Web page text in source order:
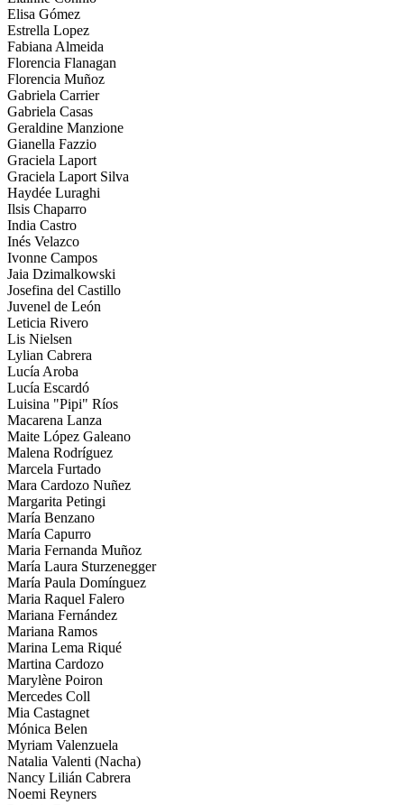
Elisa Gómez
Estrella Lopez
Fabiana Almeida
Florencia Flanagan
Florencia Muñoz
Gabriela Carrier
Gabriela Casas
Geraldine Manzione
Gianella Fazzio
Graciela Laport
Graciela Laport Silva
Haydée Luraghi
Ilsis Chaparro
India Castro
Inés Velazco
Ivonne Campos
Jaia Dzimalkowski
Josefina del Castillo
Juvenel de León
Leticia Rivero
Lis Nielsen
Lylian Cabrera
Lucía Aroba
Lucía Escardó
Luisina "Pipi" Ríos
Macarena Lanza
Maite López Galeano
Malena Rodríguez
Marcela Furtado
Mara Cardozo Nuñez
Margarita Petingi
María Benzano
María Capurro
Maria Fernanda Muñoz
María Laura Sturzenegger
María Paula Domínguez
Maria Raquel Falero
Mariana Fernández
Mariana Ramos
Marina Lema Riqué
Martina Cardozo
Marylène Poiron
Mercedes Coll
Mia Castagnet
Mónica Belen
Myriam Valenzuela
Natalia Valenti (Nacha)
Nancy Lilián Cabrera
Noemi Reyners